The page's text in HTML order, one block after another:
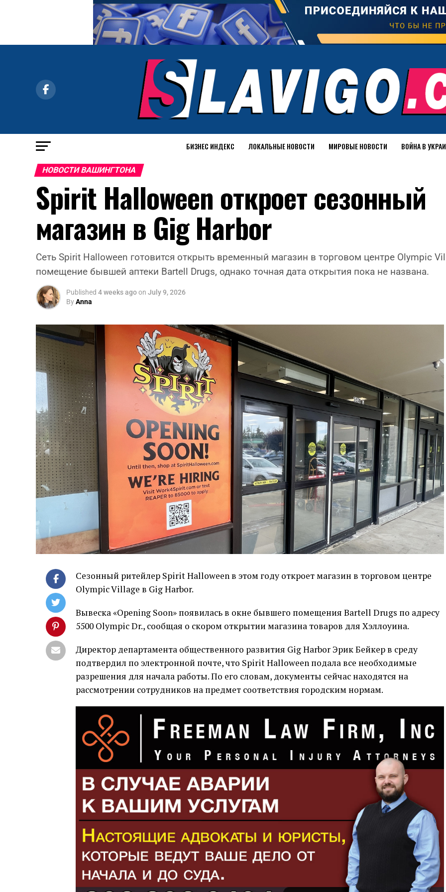
БИЗНЕС ИНДЕКС ЛОКАЛЬНЫЕ НОВОСТИ МИРОВЫЕ НОВОСТИ ВОЙНА В
НОВОСТИ ВАШИНГТОНА
Spirit Halloween откроет сезонный
магазин в Gig Harbor
Сеть Spirit Halloween готовится открыть временный магазин в торговом центре Olympic
помещение бывшей аптеки Bartell Drugs, однако точная дата открытия пока не названа.
Published 4 weeks agoon July 9, 2026
ByAnna
Сезонный ритейлер Spirit Halloween в этом году откроет магазин в торговом центре
Olympic Village в Gig Harbor.
Вывеска «Opening Soon» появилась в окне бывшего помещения Bartell Drugs по адресу
5500 Olympic Dr., сообщая о скором открытии магазина товаров для Хэллоуина.
Директор департамента общественного развития Gig Harbor Эрик Бейкер в среду
подтвердил по электронной почте, что Spirit Halloween подала все необходимые
разрешения для начала работы. По его словам, документы сейчас находятся на
рассмотрении сотрудников на предмет соответствия городским нормам.